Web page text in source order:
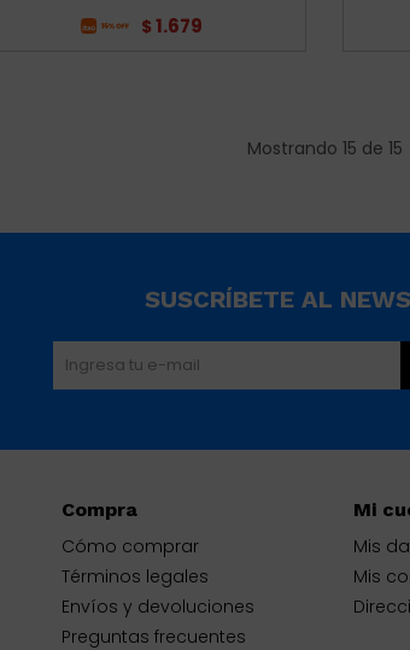
$ 1.679
Mostrando 15 de 15
Compra
Cómo comprar
Términos legales
Envíos y devoluciones
Preguntas frecuentes
Mi
Mis
Mis
SUSCRÍBETE AL